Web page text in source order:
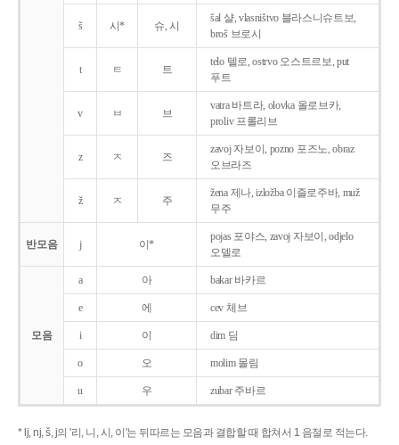
š 시* 슈, 시
šal 샬, vlasništvo 블라스니슈트보,
broš 브로시
t ㅌ 트
telo 텔로, ostrvo 오스트르보, put
푸트
v ㅂ 브
vatra 바트라, olovka 올로브카,
proliv 프롤리브
z ㅈ 즈
zavoj 자보이, pozno 포즈노, obraz
오브라즈
ž ㅈ 주
žena 제나, izložba 이즐로주바, muž
무주
반모음 j 이*
pojas 포야스, zavoj 자보이, odjelo
오델로
모음
a 아 bakar 바카르
e 에 cev 체브
i 이 dim 딤
o 오 molim 몰림
u 우 zubar 주바르
* lj, nj, š, j의 '리, 니, 시, 이'는 뒤따르는 모음과 결합할 때 합쳐서 1 음절로 적는다.